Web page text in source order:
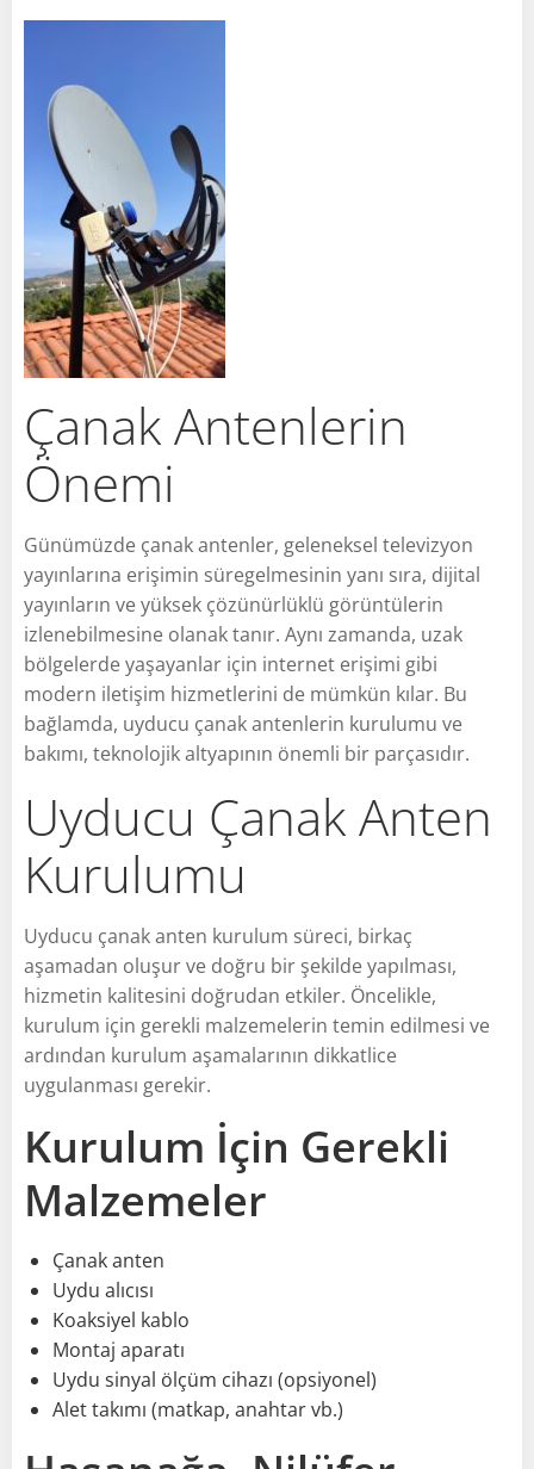
Çanak Antenlerin
Önemi
Günümüzde çanak antenler, geleneksel televizyon
yayınlarına erişimin süregelmesinin yanı sıra, dijital
yayınların ve yüksek çözünürlüklü görüntülerin
izlenebilmesine olanak tanır. Aynı zamanda, uzak
bölgelerde yaşayanlar için internet erişimi gibi
modern iletişim hizmetlerini de mümkün kılar. Bu
bağlamda, uyducu çanak antenlerin kurulumu ve
bakımı, teknolojik altyapının önemli bir parçasıdır.
Uyducu Çanak Anten
Kurulumu
Uyducu çanak anten kurulum süreci, birkaç
aşamadan oluşur ve doğru bir şekilde yapılması,
hizmetin kalitesini doğrudan etkiler. Öncelikle,
kurulum için gerekli malzemelerin temin edilmesi ve
ardından kurulum aşamalarının dikkatlice
uygulanması gerekir.
Kurulum İçin Gerekli
Malzemeler
Çanak anten
Uydu alıcısı
Koaksiyel kablo
Montaj aparatı
Uydu sinyal ölçüm cihazı (opsiyonel)
Alet takımı (matkap, anahtar vb.)